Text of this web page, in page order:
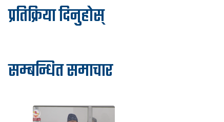
प्रतिक्रिया दिनुहोस्
सम्बन्धित समाचार